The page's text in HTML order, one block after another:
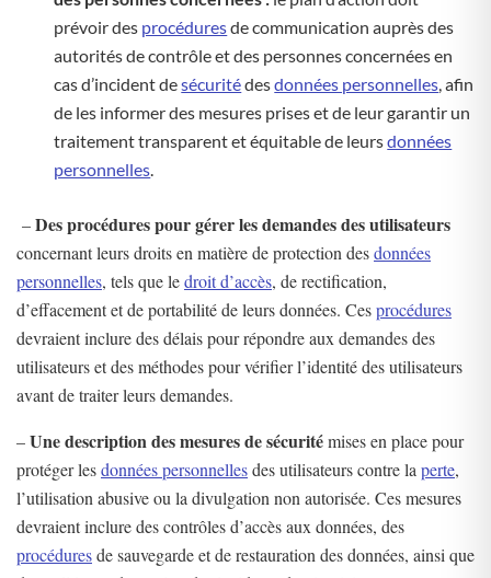
prévoir des procéduresde communication auprès des
autorités de contrôle et des personnes concernées en
cas d’incident desécuritédesdonnées personnelles, afin
de les informer des mesures prises et de leur garantir un
traitement transparent et équitable de leursdonnées
personnelles.
–Des procédures pour gérer les demandes des utilisateurs
concernant leurs droits en matière de protection desdonnées
personnelles, tels que ledroit d’accès, de rectification,
d’effacement et de portabilité de leurs données. Cesprocédures
devraient inclure des délais pour répondre aux demandes des
utilisateurs et des méthodes pour vérifier l’identité des utilisateurs
avant de traiter leurs demandes.
–Une description des mesures de sécuritémises en place pour
protéger lesdonnées personnellesdes utilisateurs contre la perte,
l’utilisation abusive ou la divulgation non autorisée. Ces mesures
devraient inclure des contrôles d’accès aux données, des
procéduresde sauvegarde et de restauration des données, ainsi que